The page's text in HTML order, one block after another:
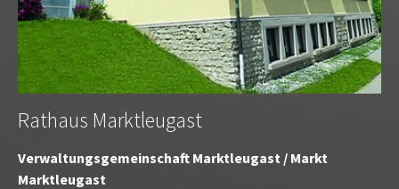
Rathaus Marktleugast
Verwaltungsgemeinschaft Marktleugast / Markt
Marktleugast